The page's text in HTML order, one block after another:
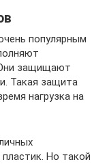
популярным
защищают
Такая защита
нагрузка на
Но такой